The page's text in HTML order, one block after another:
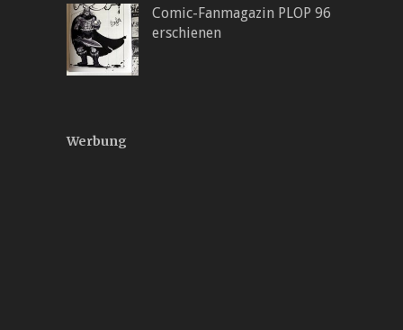
Comic-Fanmagazin PLOP 96
erschienen
Werbung